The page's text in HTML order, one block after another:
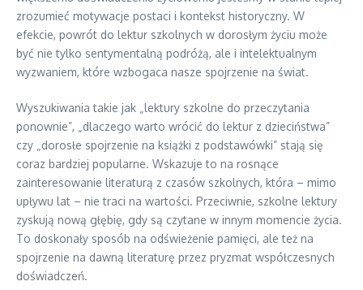
zrozumieć motywacje postaci i kontekst historyczny. W
efekcie, powrót do lektur szkolnych w dorosłym życiu może
być nie tylko sentymentalną podróżą, ale i intelektualnym
wyzwaniem, które wzbogaca nasze spojrzenie na świat.
Wyszukiwania takie jak „lektury szkolne do przeczytania
ponownie”, „dlaczego warto wrócić do lektur z dzieciństwa”
czy „dorosłe spojrzenie na książki z podstawówki” stają się
coraz bardziej popularne. Wskazuje to na rosnące
zainteresowanie literaturą z czasów szkolnych, która – mimo
upływu lat – nie traci na wartości. Przeciwnie, szkolne lektury
zyskują nową głębię, gdy są czytane w innym momencie życia.
To doskonały sposób na odświeżenie pamięci, ale też na
spojrzenie na dawną literaturę przez pryzmat współczesnych
doświadczeń.